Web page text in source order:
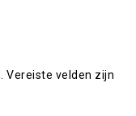
Vereiste velden zijn